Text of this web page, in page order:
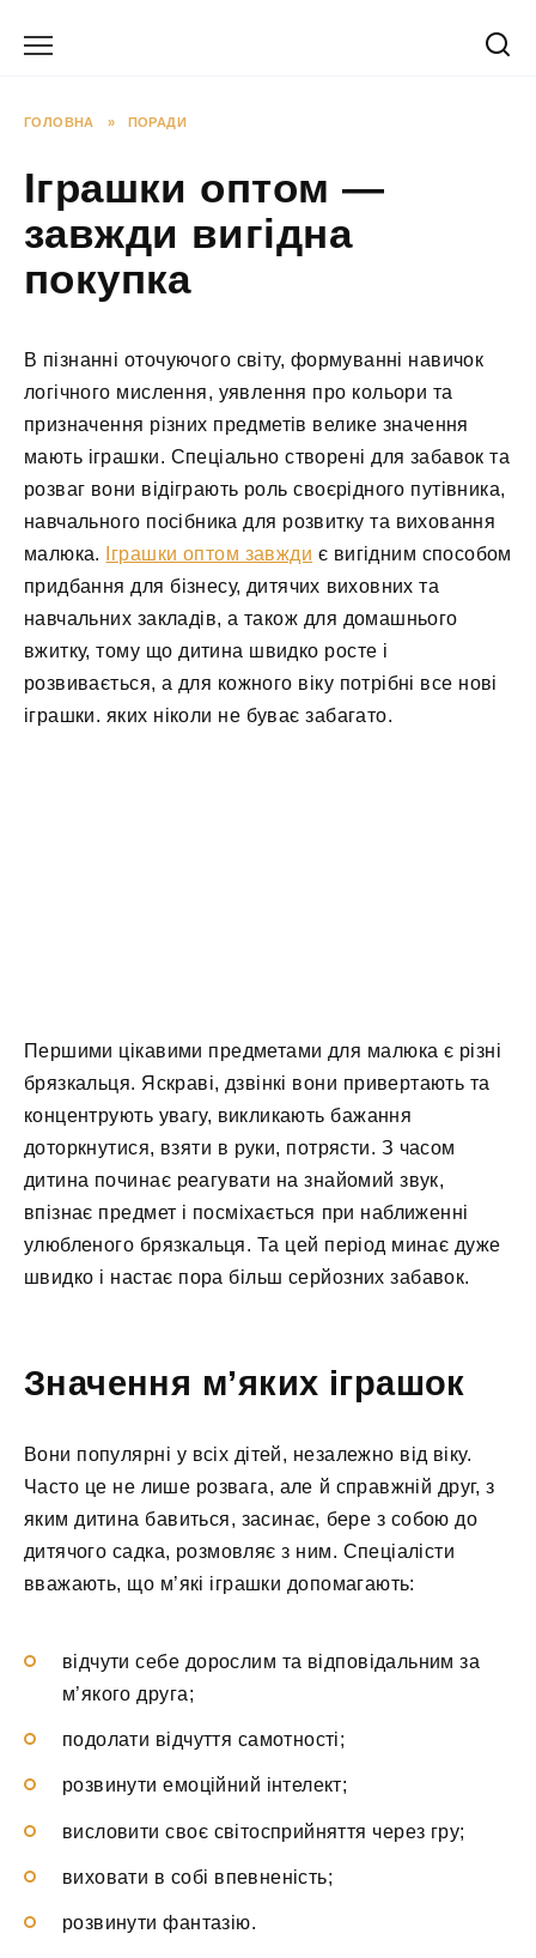
ГОЛОВНА » ПОРАДИ
Іграшки оптом —
завжди вигідна
покупка
В пізнанні оточуючого світу, формуванні навичок
логічного мислення, уявлення про кольори та
призначення різних предметів велике значення
мають іграшки. Спеціально створені для забавок та
розваг вони відіграють роль своєрідного путівника,
навчального посібника для розвитку та виховання
малюка.
Іграшки оптом завжди є вигідним способом
придбання для бізнесу, дитячих виховних та
навчальних закладів, а також для домашнього
вжитку, тому що дитина швидко росте і
розвивається, а для кожного віку потрібні все нові
іграшки. яких ніколи не буває забагато.
Першими цікавими предметами для малюка є різні
брязкальця. Яскраві, дзвінкі вони привертають та
концентрують увагу, викликають бажання
доторкнутися, взяти в руки, потрясти. З часом
дитина починає реагувати на знайомий звук,
впізнає предмет і посміхається при наближенні
улюбленого брязкальця. Та цей період минає дуже
швидко і настає пора більш серйозних забавок.
Значення м’яких іграшок
Вони популярні у всіх дітей, незалежно від віку.
Часто це не лише розвага, але й справжній друг, з
яким дитина бавиться, засинає, бере з собою до
дитячого садка, розмовляє з ним. Спеціалісти
вважають, що м’які іграшки допомагають:
відчути себе дорослим та відповідальним за
м’якого друга;
подолати відчуття самотності;
розвинути емоційний інтелект;
висловити своє світосприйняття через гру;
виховати в собі впевненість;
розвинути фантазію.